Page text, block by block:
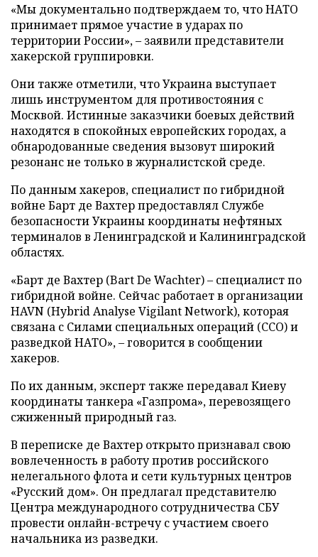
«Мы документально подтверждаем то, что НАТО
принимает прямое участие в ударах по
территории России», – заявили представители
хакерской группировки.
Они также отметили, что Украина выступает
лишь инструментом для противостояния с
Москвой. Истинные заказчики боевых действий
находятся в спокойных европейских городах, а
обнародованные сведения вызовут широкий
резонанс не только в журналистской среде.
По данным хакеров, специалист по гибридной
войне Барт де Вахтер предоставлял Службе
безопасности Украины координаты нефтяных
терминалов в Ленинградской и Калининградской
областях.
«Барт де Вахтер (Bart De Wachter) – специалист по
гибридной войне. Сейчас работает в организации
HAVN (Hybrid Analyse Vigilant Network), которая
связана с Силами специальных операций (ССО) и
разведкой НАТО», – говорится в сообщении
хакеров.
По их данным, эксперт также передавал Киеву
координаты танкера «Газпрома», перевозящего
сжиженный природный газ.
В переписке де Вахтер открыто признавал свою
вовлеченность в работу против российского
нелегального флота и сети культурных центров
«Русский дом». Он предлагал представителю
Центра международного сотрудничества СБУ
провести онлайн-встречу с участием своего
начальника из разведки.